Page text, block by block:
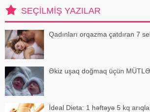
səmərəliliyinin artırılması ilə bağlı
əlavə tədbirlər haqqında" müvafiq
sərəncamın
SEÇILMIŞ YAZILAR
Qadınları orqazma çatdıran 7
Əkiz uşaq doğmaq üçün
İdeal Dieta: 1 həftəyə 5 kq